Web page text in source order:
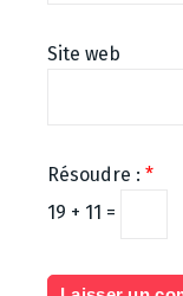
Site web
Résoudre : *
19 + 11 =